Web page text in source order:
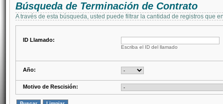
Búsqueda de Terminación de Contrato
A través de esta búsqueda, usted puede filtrar la cantidad de registros que
ID Llamado:
Escriba el ID del llamado
Año:
Motivo de Rescisión: